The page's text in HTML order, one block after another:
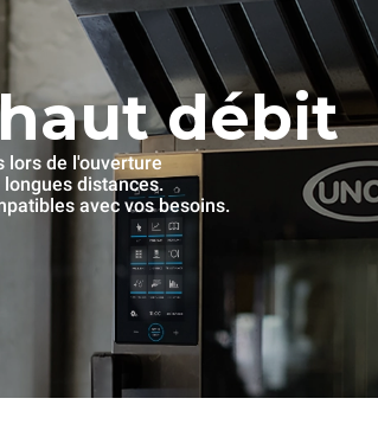
débit
lors de l'ouverture
distances.
avec vos besoins.